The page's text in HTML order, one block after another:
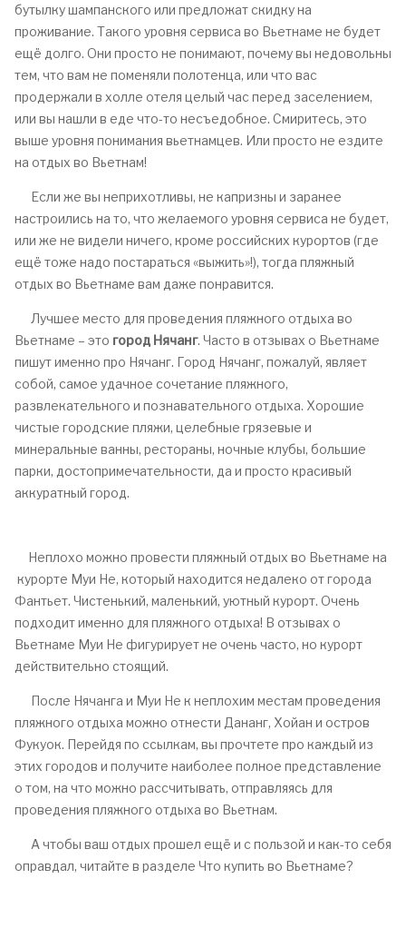
бутылку шампанского или предложат скидку на
проживание. Такого уровня сервиса во Вьетнаме не будет
ещё долго. Они просто не понимают, почему вы недовольны
тем, что вам не поменяли полотенца, или что вас
продержали в холле отеля целый час перед заселением,
или вы нашли в еде что-то несъедобное. Смиритесь, это
выше уровня понимания вьетнамцев. Или просто не ездите
на отдых во Вьетнам!
Если же вы неприхотливы, не капризны и заранее
настроились на то, что желаемого уровня сервиса не будет,
или же не видели ничего, кроме российских курортов (где
ещё тоже надо постараться «выжить»!), тогда пляжный
отдых во Вьетнаме вам даже понравится.
Лучшее место для проведения пляжного отдыха во
Вьетнаме – это город Нячанг. Часто в отзывах о Вьетнаме
пишут именно про Нячанг. Город Нячанг, пожалуй, являет
собой, самое удачное сочетание пляжного,
развлекательного и познавательного отдыха. Хорошие
чистые городские пляжи, целебные грязевые и
минеральные ванны, рестораны, ночные клубы, большие
парки, достопримечательности, да и просто красивый
аккуратный город.
Неплохо можно провести пляжный отдых во Вьетнаме на
курорте Муи Не, который находится недалеко от города
Фантьет. Чистенький, маленький, уютный курорт. Очень
подходит именно для пляжного отдыха! В отзывах о
Вьетнаме Муи Не фигурирует не очень часто, но курорт
действительно стоящий.
После Нячанга и Муи Не к неплохим местам проведения
пляжного отдыха можно отнести Дананг, Хойан и остров
Фукуок. Перейдя по ссылкам, вы прочтете про каждый из
этих городов и получите наиболее полное представление
о том, на что можно рассчитывать, отправляясь для
проведения пляжного отдыха во Вьетнам.
А чтобы ваш отдых прошел ещё и с пользой и как-то себя
оправдал, читайте в разделе Что купить во Вьетнаме?